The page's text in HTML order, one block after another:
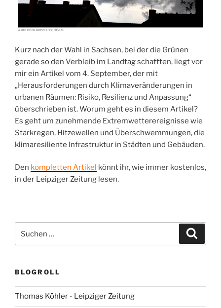
Kurz nach der Wahl in Sachsen, bei der die Grünen
gerade so den Verbleib im Landtag schafften, liegt vor
mir ein Artikel vom 4. September, der mit
„Herausforderungen durch Klimaveränderungen in
urbanen Räumen: Risiko, Resilienz und Anpassung“
überschrieben ist. Worum geht es in diesem Artikel?
Es geht um zunehmende Extremwetterereignisse wie
Starkregen, Hitzewellen und Überschwemmungen, die
klimaresiliente Infrastruktur in Städten und Gebäuden.
Den kompletten Artikel könnt ihr, wie immer kostenlos,
in der Leipziger Zeitung lesen.
nach:
BLOGROLL
Thomas Köhler - Leipziger Zeitung